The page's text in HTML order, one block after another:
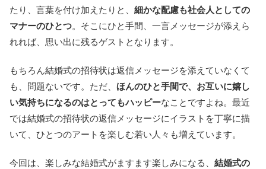
たり、言葉を付け加えたりと、 細かな配慮も社会人としての
マナーのひとつ。そこにひと手間、一言メッセージが添えら
れれば、思い出に残るゲストとなります。
もちろん結婚式の招待状は返信メッセージを添えていなくて
も、問題ないです。ただ、 ほんのひと手間で、お互いに嬉し
い気持ちになるのはとってもハッピーなことですよね。最近
では結婚式の招待状の返信メッセージにイラストを丁寧に描
いて、ひとつのアートを楽しむ若い人々も増えています。
今回は、楽しみな結婚式がますます楽しみになる、 結婚式の